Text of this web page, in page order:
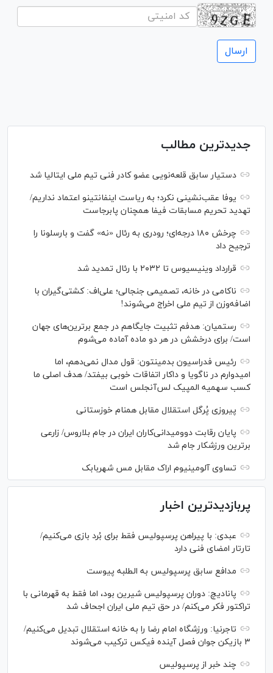
جدیدترین مطالب
دستیار سابق قلعه‌نویی عضو کادر فنی تیم ملی ایتالیا شد
یوفا عقب‌نشینی نکرد؛ به ریاست اینفانتینو اعتماد نداریم/
تهدید تحریم مسابقات فیفا همچنان پابرجاست
چرخش ۱۸۰ درجه‌ای؛ رودری به رئال «نه» گفت و بارسلونا را
ترجیح داد
قرارداد وینیسیوس تا ۲۰۳۲ با رئال‌ تمدید شد
ناکامی در خانه، تصمیمی جنجالی؛ علی‌اف: کشتی‌گیران با
اضافه‌وزن از تیم ملی اخراج می‌شوند!
رستمیان: هدفم تثبیت جایگاهم در جمع برترین‌های جهان
است/ برای درخشش در هر دو ماده آماده می‌شوم
رئیس فدراسیون بدمینتون: قول مدال نمی‌دهم، اما
امیدوارم در ناگویا و داکار اتفاقات خوبی بیفتد/ هدف اصلی ما
کسب سهمیه المپیک لس‌آنجلس است
پیروزی پُرگل استقلال مقابل همنام خوزستانی
پایان رقابت دوومیدانی‌کاران ایران در جام بلاروس/ زارعی
برترین ورزشکار جام شد
تساوی آلومینیوم اراک مقابل مس شهربابک
پربازدیدترین اخبار
عبدی: با پیراهن پرسپولیس فقط برای بُرد بازی می‌کنیم/
تارتار امضای فنی دارد
مدافع سابق پرسپولیس به الطلبه پیوست
پانادیچ: دوران پرسپولیس شیرین بود، اما فقط به قهرمانی با
تراکتور فکر می‌کنم/ در حق تیم ملی ایران اجحاف شد
تاجرنیا: ورزشگاه امام رضا را به خانه استقلال تبدیل می‌کنیم/
۳ بازیکن جوان فصل آینده فیکس ترکیب می‌شوند
چند خبر از پرسپولیس